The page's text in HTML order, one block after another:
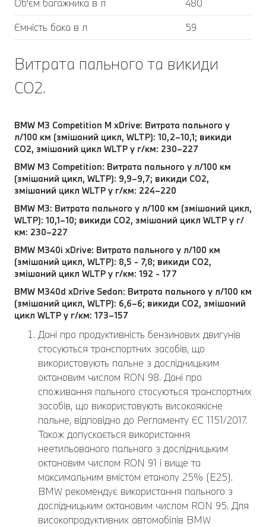
Об'єм багажника в л
480
Ємність бака в л
59
Витрата пального та викиди
CO2.
BMW M3 Competition M xDrive: Витрата пального у
л/100 км (змішаний цикл, WLTP): 10,2–10,1; викиди
CO2, змішаний цикл WLTP у г/км: 230–227
BMW M3 Competition: Витрата пального у л/100 км
(змішаний цикл, WLTP): 9,9–9,7; викиди CO2,
змішаний цикл WLTP у г/км: 224–220
BMW M3: Витрата пального у л/100 км (змішаний цикл,
WLTP): 10,1–10; викиди CO2, змішаний цикл WLTP у г/
км: 230–227
BMW M340i xDrive: Витрата пального у л/100 км
(змішаний цикл, WLTP): 8,5 - 7,8; викиди CO2,
змішаний цикл WLTP у г/км: 192 - 177
BMW M340d xDrive Sedan: Витрата пального у л/100 км
(змішаний цикл, WLTP): 6,6–6; викиди CO2, змішаний
цикл WLTP у г/км: 173–157
Дані про продуктивність бензинових двигунів
стосуються транспортних засобів, що
використовують пальне з дослідницьким
октановим числом RON 98. Дані про
споживання пального стосуються транспортних
засобів, що використовують високоякісне
пальне, відповідно до Регламенту ЄС 1151/2017.
Також допускається використання
неетильованого пального з дослідницьким
октановим числом RON 91 і вище та
максимальним вмістом етанолу 25% (E25).
BMW рекомендує використання пального з
дослідницьким октановим числом RON 95. Для
високопродуктивних автомобілів BMW